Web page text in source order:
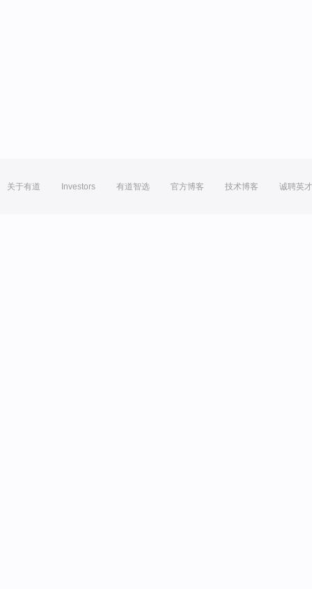
关于有道 Investors 有道智选 官方博客 技术博客 诚聘英才